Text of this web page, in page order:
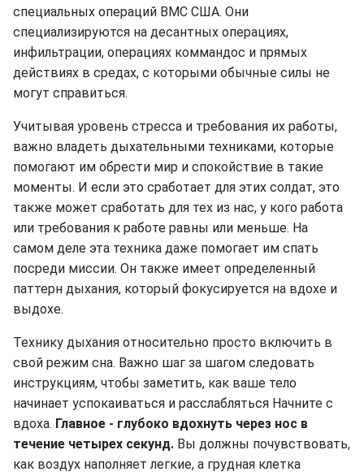
специальных операций ВМС США. Они
специализируются на десантных операциях,
инфильтрации, операциях коммандос и прямых
действиях в средах, с которыми обычные силы не
могут справиться.
Учитывая уровень стресса и требования их работы,
важно владеть дыхательными техниками, которые
помогают им обрести мир и спокойствие в такие
моменты. И если это сработает для этих солдат, это
также может сработать для тех из нас, у кого работа
или требования к работе равны или меньше. На
самом деле эта техника даже помогает им спать
посреди миссии. Он также имеет определенный
паттерн дыхания, который фокусируется на вдохе и
выдохе.
Технику дыхания относительно просто включить в
свой режим сна. Важно шаг за шагом следовать
инструкциям, чтобы заметить, как ваше тело
начинает успокаиваться и расслабляться Начните с
вдоха. Главное - глубоко вдохнуть через нос в
течение четырех секунд. Вы должны почувствовать,
как воздух наполняет легкие, а грудная клетка